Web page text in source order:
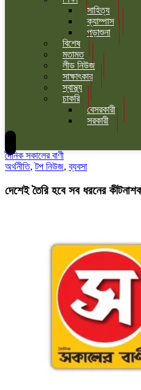
সাহিত্য
ক্যাম্পাস
পড়াশুনা
বিশেষ
মতামত
লীড নিউজ
সাক্ষাৎকার
স্বাস্থ্য
চাকরি
বেসরকারী
সরকারী
দৈনিক সকালের বাণী
অর্থনীতি,টপ নিউজ,ব্যবসা
দেশেই তৈরি হবে সব ধরনের